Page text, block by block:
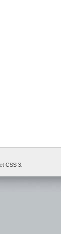
et CSS 3